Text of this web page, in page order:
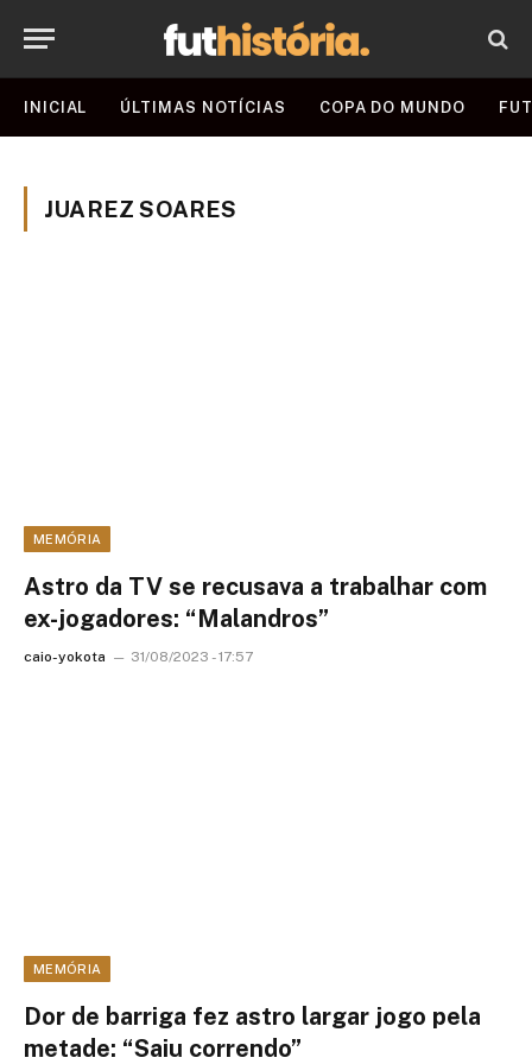
INICIAL ÚLTIMAS NOTÍCIAS COPA DO MUNDO
JUAREZ SOARES
MEMÓRIA
Astro da TV se recusava a trabalhar com
ex-jogadores: “Malandros”
caio-yokota 31/08/2023 - 17:57
MEMÓRIA
Dor de barriga fez astro largar jogo pela
metade: “Saiu correndo”